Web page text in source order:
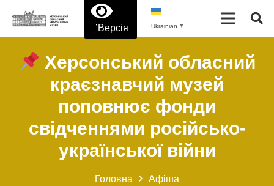
’Версія Ukrainian ▼
Херсонський обласний
краєзнавчий музей
поповнює фонди
свідченнями російсько-
української війни
Головна Афіша